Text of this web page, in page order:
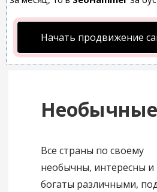
Начать продвижение
Все страны по своему
необычны, интересны и
богаты различными,